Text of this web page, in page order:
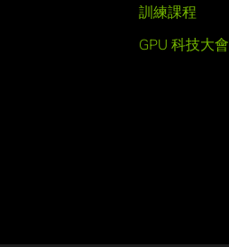
訓練課程
GPU 科技大會